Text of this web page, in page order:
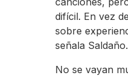
difícil. En vez
sobre
señala Saldaño.
No se vayan